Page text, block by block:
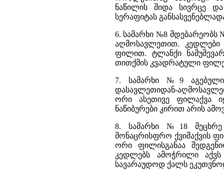
ნაწილის შიდა სივრცე
სერაფიტას
6. სამარხი №8
აღმოსავლეთით. კედლები
ფილით. ტლანქი
თითქმის კვადრატული
7. სამარხი №9
დასავლეთიდან-
ორი ასეთივე ფილაქვა
ნაწიბურები კირით არის
8. სამარხი №18 მეცხრე
მონაცრისფრო ქვიშაქვის
ორი ფილისგანაა
კედლებს ამოჭრილი
სავარაუდოდ ქალს